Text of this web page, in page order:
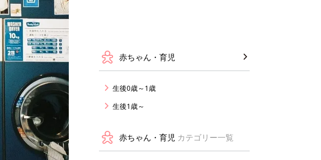
赤ちゃん・育児
生後0歳～1歳
生後1歳～
赤ちゃん・育児 カテゴリー一覧